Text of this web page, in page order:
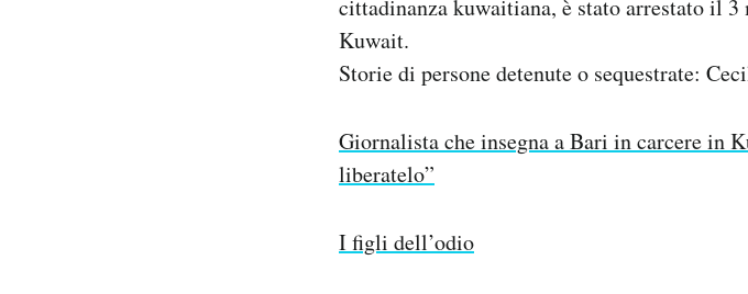
cittadinanza kuwaitiana, è stato arrestato il
Kuwait.
Storie di persone detenute o sequestrate:
Giornalista che insegna a Bari in carcere in
liberatelo”
I figli dell’odio